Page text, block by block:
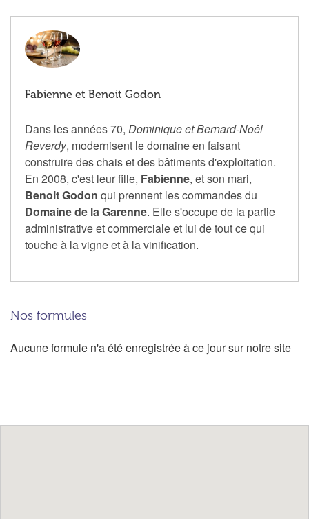
Fabienne et Benoit Godon
Dans les années 70, Dominique et Bernard-Noêl
Reverdy, modernisent le domaine en faisant
construire des chais et des bâtiments d'exploitation.
En 2008, c'est leur fille, Fabienne, et son mari,
Benoit Godon qui prennent les commandes du
Domaine de la Garenne. Elle s'occupe de la partie
administrative et commerciale et lui de tout ce qui
touche à la vigne et à la vinification.
Nos formules
Aucune formule n'a été enregistrée à ce jour sur notre site